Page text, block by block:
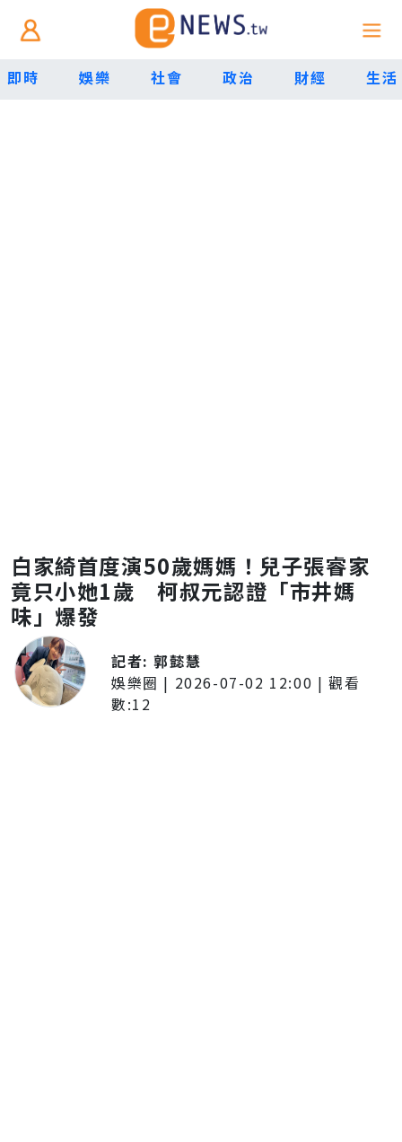
即時 娛樂 社會 政治 財經 生活
白家綺首度演50歲媽媽！兒子張睿家
竟只小她1歲 柯叔元認證「市井媽
味」爆發
記者:郭懿慧
娛樂圈 | 2026-07-02 12:00 | 觀看
數:12